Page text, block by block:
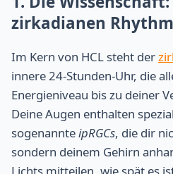
zirkadianen
Im Kern von HCL steht der
innere 24-Stunden-Uhr, die
Energieniveau bis zu deiner
Deine Augen enthalten
sogenannteipRGCs, die dir
sondern deinem Gehirn
Lichts mitteilen, wie spät es